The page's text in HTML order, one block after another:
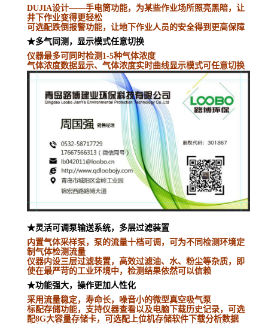
DUJIA设计——手电筒功能，为某些作业场所照亮黑暗，让
井下作业变得更轻松
可选配跌倒报警功能，让地下作业人员的安全得到更高保障
★多气同测，显示模式任意切换
仪器最多可同时检测 1-5种气体浓度
气体浓度数据显示、气体浓度实时曲线显示模式可任意切换
★灵活可调泵输送系统，多层过滤装置
内置气体采样泵，泵的流量十档可调，可为不同检测环境定
制气体检测流量
仪器内设三层过滤装置，高效过滤油、水、粉尘等杂质，即
使在最严苛的工业环境中，检测结果依然可以信赖
★功能强大，操作更加人性化
采用流量稳定，寿命长，噪音小的微型真空吸气泵
标配存储功能，支持仪器查看以及电脑下载历史记录，可选
配8G大容量存储卡，可选配上位机存储软件下载分析数据